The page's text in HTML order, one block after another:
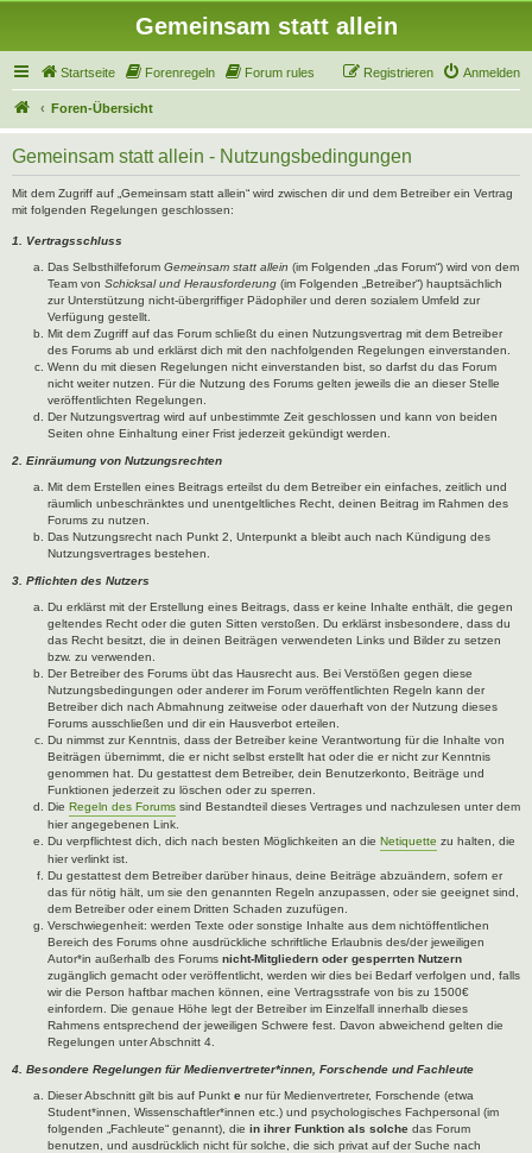
Gemeinsam statt allein
Startseite Forenregeln Forum rules Anmelden
Registrieren
Foren-Übersicht
Gemeinsam statt allein - Nutzungsbedingungen
Mit dem Zugriff auf „Gemeinsam statt allein“ wird zwischen dir und dem Betreiber ein Vertrag
mit folgenden Regelungen geschlossen:
1. Vertragsschluss
Das Selbsthilfeforum Gemeinsam statt allein (im Folgenden „das Forum“) wird von dem
Team von Schicksal und Herausforderung (im Folgenden „Betreiber“) hauptsächlich
zur Unterstützung nicht-übergriffiger Pädophiler und deren sozialem Umfeld zur
Verfügung gestellt.
Mit dem Zugriff auf das Forum schließt du einen Nutzungsvertrag mit dem Betreiber
des Forums ab und erklärst dich mit den nachfolgenden Regelungen einverstanden.
Wenn du mit diesen Regelungen nicht einverstanden bist, so darfst du das Forum
nicht weiter nutzen. Für die Nutzung des Forums gelten jeweils die an dieser Stelle
veröffentlichten Regelungen.
Der Nutzungsvertrag wird auf unbestimmte Zeit geschlossen und kann von beiden
Seiten ohne Einhaltung einer Frist jederzeit gekündigt werden.
2. Einräumung von Nutzungsrechten
Mit dem Erstellen eines Beitrags erteilst du dem Betreiber ein einfaches, zeitlich und
räumlich unbeschränktes und unentgeltliches Recht, deinen Beitrag im Rahmen des
Forums zu nutzen.
Das Nutzungsrecht nach Punkt 2, Unterpunkt a bleibt auch nach Kündigung des
Nutzungsvertrages bestehen.
3. Pflichten des Nutzers
Du erklärst mit der Erstellung eines Beitrags, dass er keine Inhalte enthält, die gegen
geltendes Recht oder die guten Sitten verstoßen. Du erklärst insbesondere, dass du
das Recht besitzt, die in deinen Beiträgen verwendeten Links und Bilder zu setzen
bzw. zu verwenden.
Der Betreiber des Forums übt das Hausrecht aus. Bei Verstößen gegen diese
Nutzungsbedingungen oder anderer im Forum veröffentlichten Regeln kann der
Betreiber dich nach Abmahnung zeitweise oder dauerhaft von der Nutzung dieses
Forums ausschließen und dir ein Hausverbot erteilen.
Du nimmst zur Kenntnis, dass der Betreiber keine Verantwortung für die Inhalte von
Beiträgen übernimmt, die er nicht selbst erstellt hat oder die er nicht zur Kenntnis
genommen hat. Du gestattest dem Betreiber, dein Benutzerkonto, Beiträge und
Funktionen jederzeit zu löschen oder zu sperren.
Die Regeln des Forums sind Bestandteil dieses Vertrages und nachzulesen unter dem
hier angegebenen Link.
Du verpflichtest dich, dich nach besten Möglichkeiten an die Netiquette zu halten, die
hier verlinkt ist.
Du gestattest dem Betreiber darüber hinaus, deine Beiträge abzuändern, sofern er
das für nötig hält, um sie den genannten Regeln anzupassen, oder sie geeignet sind,
dem Betreiber oder einem Dritten Schaden zuzufügen.
Verschwiegenheit: werden Texte oder sonstige Inhalte aus dem nichtöffentlichen
Bereich des Forums ohne ausdrückliche schriftliche Erlaubnis des/der jeweiligen
Autor*in außerhalb des Forums nicht-Mitgliedern oder gesperrten Nutzern
zugänglich gemacht oder veröffentlicht, werden wir dies bei Bedarf verfolgen und, falls
wir die Person haftbar machen können, eine Vertragsstrafe von bis zu 1500€
einfordern. Die genaue Höhe legt der Betreiber im Einzelfall innerhalb dieses
Rahmens entsprechend der jeweiligen Schwere fest. Davon abweichend gelten die
Regelungen unter Abschnitt 4.
4. Besondere Regelungen für Medienvertreter*innen, Forschende und Fachleute
Dieser Abschnitt gilt bis auf Punkt e nur für Medienvertreter, Forschende (etwa
Student*innen, Wissenschaftler*innen etc.) und psychologisches Fachpersonal (im
folgenden „Fachleute“ genannt), die in ihrer Funktion als solche das Forum
benutzen, und ausdrücklich nicht für solche, die sich privat auf der Suche nach